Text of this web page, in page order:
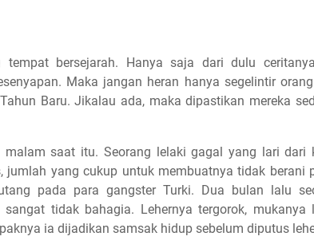
tempat bersejarah. Hanya saja dari dulu
Maka jangan heran hanya segelintir
Baru. Jikalau ada, maka dipastikan mereka
malam saat itu. Seorang lelaki gagal yang lari dari
jumlah yang cukup untuk membuatnya tidak berani
pada para gangster Turki. Dua bulan lalu
sangat tidak bahagia. Lehernya tergorok, mukanya
ia dijadikan samsak hidup sebelum diputus